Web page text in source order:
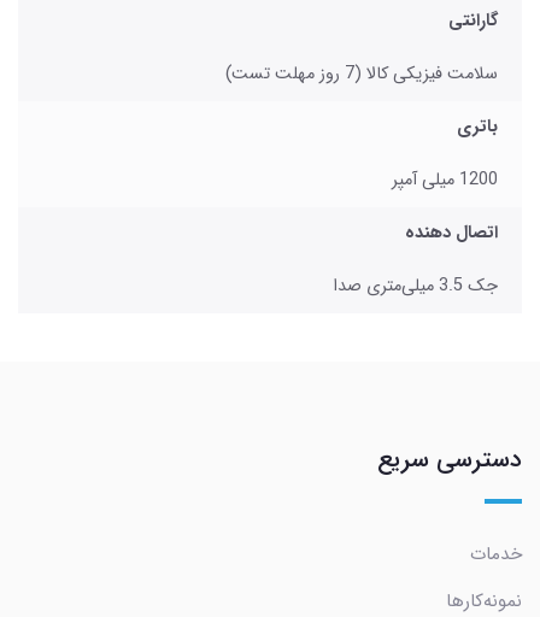
گارانتی
سلامت فیزیکی کالا (7 روز مهلت تست)
باتری
1200 میلی آمپر
اتصال دهنده
جک 3.5 میلی‌متری صدا
دسترسی سریع
خدمات
نمونه‌کارها